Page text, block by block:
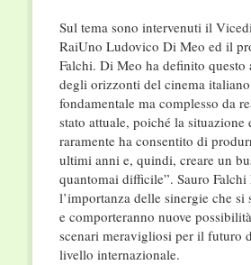
Sul tema sono intervenuti il
RaiUno Ludovico Di Meo ed il
Falchi. Di Meo ha definito questo
degli orizzonti del cinema
fondamentale ma complesso da
stato attuale, poiché la situazione
raramente ha consentito di
ultimi anni e, quindi, creare un
quantomai difficile”. Sauro Falchi
l’importanza delle sinergie che si
e comporteranno nuove
scenari meravigliosi per il futuro
livello internazionale.